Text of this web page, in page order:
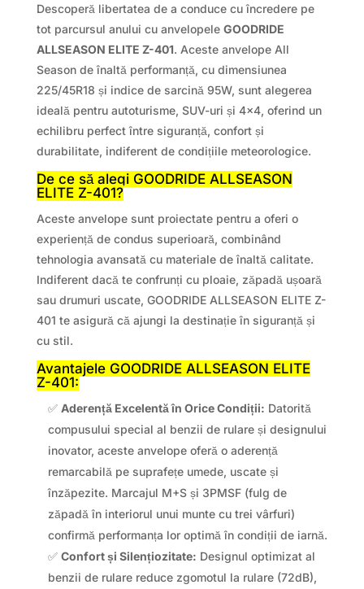
Descoperă libertatea de a conduce cu încredere pe
tot parcursul anului cu anvelopele GOODRIDE
ALLSEASON ELITE Z-401. Aceste anvelope All
Season de înaltă performanță, cu dimensiunea
225/45R18 și indice de sarcină 95W, sunt alegerea
ideală pentru autoturisme, SUV-uri și 4×4, oferind un
echilibru perfect între siguranță, confort și
durabilitate, indiferent de condițiile meteorologice.
De ce să alegi GOODRIDE ALLSEASON
ELITE Z-401?
Aceste anvelope sunt proiectate pentru a oferi o
experiență de condus superioară, combinând
tehnologia avansată cu materiale de înaltă calitate.
Indiferent dacă te confrunți cu ploaie, zăpadă ușoară
sau drumuri uscate, GOODRIDE ALLSEASON ELITE Z-
401 te asigură că ajungi la destinație în siguranță și
cu stil.
Avantajele GOODRIDE ALLSEASON ELITE
Z-401:
✅ Aderență Excelentă în Orice Condiții: Datorită
compusului special al benzii de rulare și designului
inovator, aceste anvelope oferă o aderență
remarcabilă pe suprafețe umede, uscate și
înzăpezite. Marcajul M+S și 3PMSF (fulg de
zăpadă în interiorul unui munte cu trei vârfuri)
confirmă performanța lor optimă în condiții de iarnă.
✅ Confort și Silențiozitate: Designul optimizat al
benzii de rulare reduce zgomotul la rulare (72dB),